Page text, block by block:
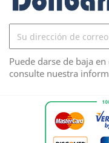
Puede darse de baja
consulte nuestra